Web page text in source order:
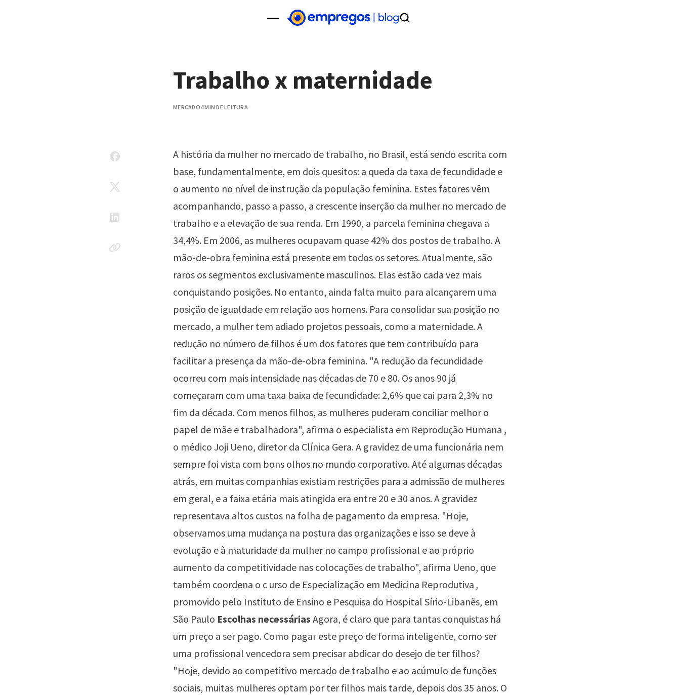
Trabalho x maternidade
MERCADO4 MIN DE LEITURA
A história da mulher no mercado de trabalho, no Brasil, está sendo escrita com
base, fundamentalmente, em dois quesitos: a queda da taxa de fecundidade e
o aumento no nível de instrução da população feminina. Estes fatores vêm
acompanhando, passo a passo, a crescente inserção da mulher no mercado de
trabalho e a elevação de sua renda. Em 1990, a parcela feminina chegava a
34,4%. Em 2006, as mulheres ocupavam quase 42% dos postos de trabalho. A
mão-de-obra feminina está presente em todos os setores. Atualmente, são
raros os segmentos exclusivamente masculinos. Elas estão cada vez mais
conquistando posições. No entanto, ainda falta muito para alcançarem uma
posição de igualdade em relação aos homens. Para consolidar sua posição no
mercado, a mulher tem adiado projetos pessoais, como a maternidade. A
redução no número de filhos é um dos fatores que tem contribuído para
facilitar a presença da mão-de-obra feminina. "A redução da fecundidade
ocorreu com mais intensidade nas décadas de 70 e 80. Os anos 90 já
começaram com uma taxa baixa de fecundidade: 2,6% que cai para 2,3% no
fim da década. Com menos filhos, as mulheres puderam conciliar melhor o
papel de mãe e trabalhadora", afirma o especialista em Reprodução Humana ,
o médico Joji Ueno, diretor da Clínica Gera. A gravidez de uma funcionária nem
sempre foi vista com bons olhos no mundo corporativo. Até algumas décadas
atrás, em muitas companhias existiam restrições para a admissão de mulheres
em geral, e a faixa etária mais atingida era entre 20 e 30 anos. A gravidez
representava altos custos na folha de pagamento da empresa. "Hoje,
observamos uma mudança na postura das organizações e isso se deve à
evolução e à maturidade da mulher no campo profissional e ao próprio
aumento da competitividade nas colocações de trabalho", afirma Ueno, que
também coordena o c urso de Especialização em Medicina Reprodutiva ,
promovido pelo Instituto de Ensino e Pesquisa do Hospital Sírio-Libanês, em
São Paulo Escolhas necessárias Agora, é claro que para tantas conquistas há
um preço a ser pago. Como pagar este preço de forma inteligente, como ser
uma profissional vencedora sem precisar abdicar do desejo de ter filhos?
"Hoje, devido ao competitivo mercado de trabalho e ao acúmulo de funções
sociais, muitas mulheres optam por ter filhos mais tarde, depois dos 35 anos. O